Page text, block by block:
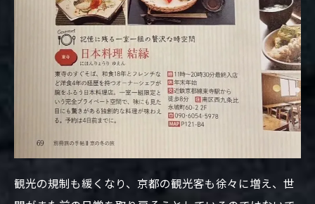
観光の規制も緩くなり、京都の観光客も徐々に増え、世